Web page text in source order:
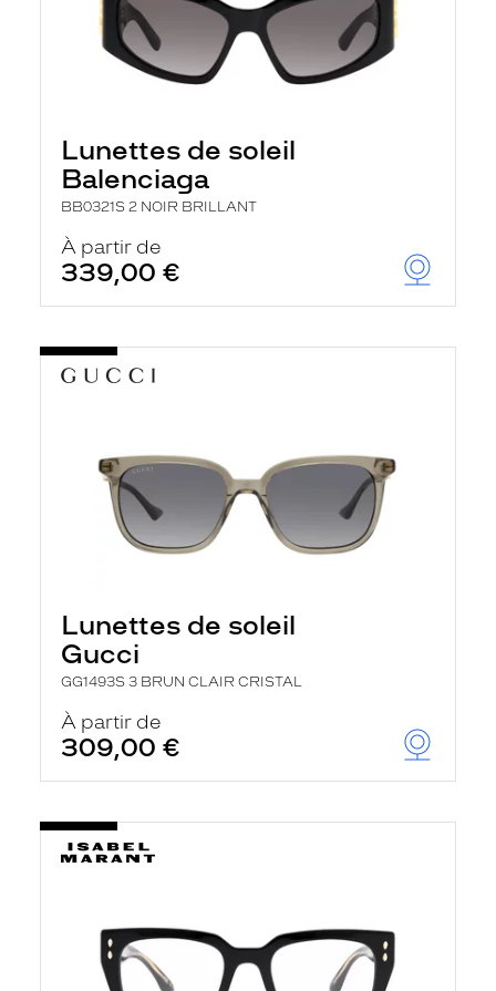
Lunettes de soleil
Balenciaga
BB0321S 2 NOIR BRILLANT
À partir de
339,00 €
Lunettes de soleil
Gucci
GG1493S 3 BRUN CLAIR CRISTAL
À partir de
309,00 €